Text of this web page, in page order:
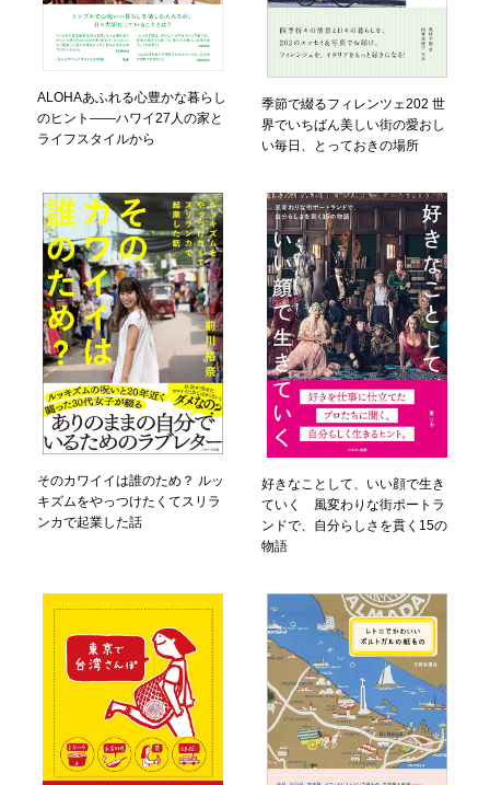
ALOHAあふれる心豊かな暮らし
のヒント――ハワイ27人の家と
ライフスタイルから
季節で綴るフィレンツェ202 世
界でいちばん美しい街の愛おし
い毎日、とっておきの場所
そのカワイイは誰のため？ ルッ
キズムをやっつけたくてスリラ
ンカで起業した話
好きなことして、いい顔で生き
ていく 風変わりな街ポートラ
ンドで、自分らしさを貫く15の
物語